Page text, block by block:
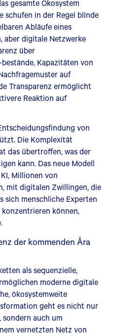
gesamte Ökosystem
schufen in der Regel blinde
Abläufe eines
aber digitale Netzwerke
über
Kapazitäten von
auf
Transparenz ermöglicht
Reaktion auf
von
Die Komplexität
das übertroffen, was der
kann. Das neue Modell
Millionen von
mit digitalen Zwillingen, die
sich menschliche Experten
können,
der kommenden Ära
als sequenzielle,
moderne digitale
ökosystemweite
geht es nicht nur
auch um
vernetzten Netz von